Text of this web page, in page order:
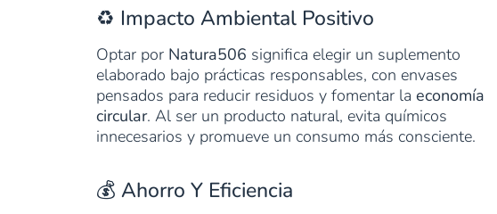
♻️ Impacto Ambiental Positivo
Optar por Natura506 significa elegir un suplemento
elaborado bajo prácticas responsables, con envases
pensados para reducir residuos y fomentar la economía
circular. Al ser un producto natural, evita químicos
innecesarios y promueve un consumo más consciente.
💰 Ahorro Y Eficiencia